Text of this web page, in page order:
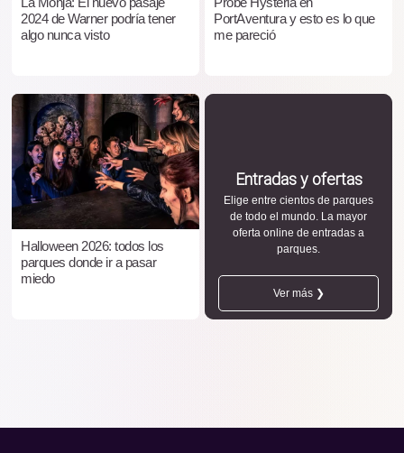
2024 de Warner podría tener
algo nunca visto
PortAventura y esto es lo que
me pareció
Halloween 2026: todos los
parques donde ir a pasar
miedo
Entradas y ofertas
Elige entre cientos de parques
de todo el mundo. La mayor
oferta online de entradas a
parques.
Ver más ❯